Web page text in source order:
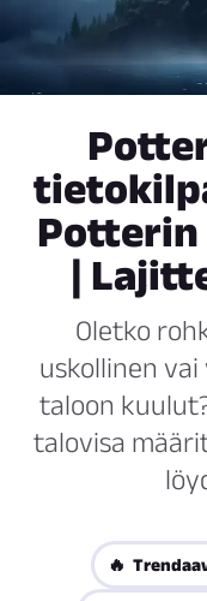
Potterin
|
Oletko
uskollinen vai
taloon
talovisa
🔥